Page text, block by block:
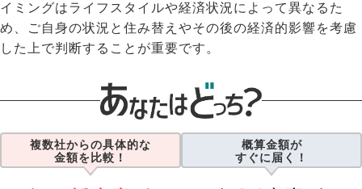
イミングはライフスタイルや経済状況によって異なるた
め、ご自身の状況と住み替えやその後の経済的影響を考慮
した上で判断することが重要です。
複数社からの具体的な
金額を比較！
概算金額が
すぐに届く！